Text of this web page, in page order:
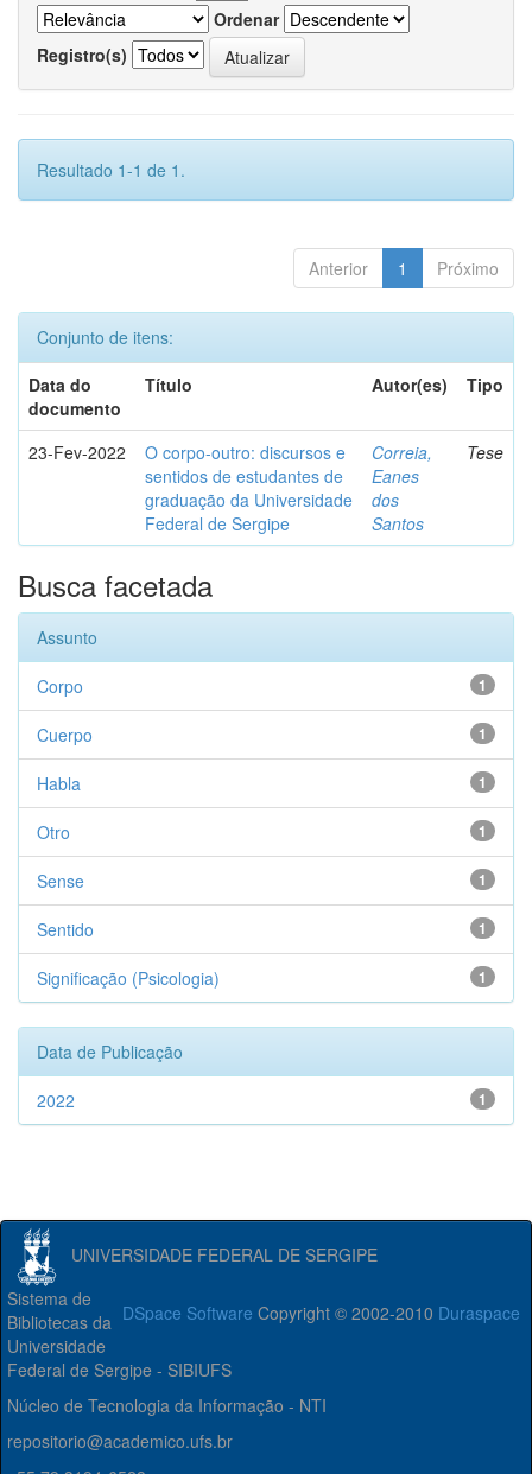
Ordenar
Registro(s)
Resultado 1-1 de 1.
Anterior 1 Próximo
Conjunto de itens:
Data do
documento
Título Autor(es) Tipo
23-Fev-2022
O corpo-outro: discursos e
sentidos de estudantes de
graduação da Universidade
Federal de Sergipe
Correia,
Eanes
dos
Santos
Tese
Busca facetada
Assunto
1
Corpo
1
Cuerpo
1
Habla
1
Otro
1
Sense
1
Sentido
1
Significação (Psicologia)
Data de Publicação
1
2022
UNIVERSIDADE FEDERAL DE SERGIPE
DSpace Software Copyright © 2002-2010 Duraspace
Sistema de
Bibliotecas da
Universidade
Federal de Sergipe - SIBIUFS
Núcleo de Tecnologia da Informação - NTI
repositorio@academico.ufs.br